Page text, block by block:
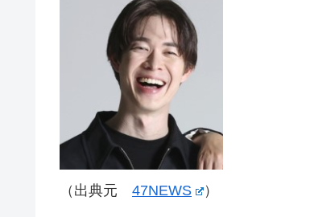
（出典元 47NEWS ）